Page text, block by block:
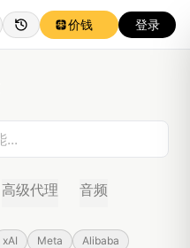
价钱 登录
高级代理 音频
xAI Meta
Alibaba